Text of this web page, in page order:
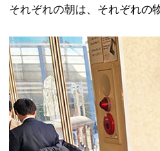
それぞれの朝は、それぞれの